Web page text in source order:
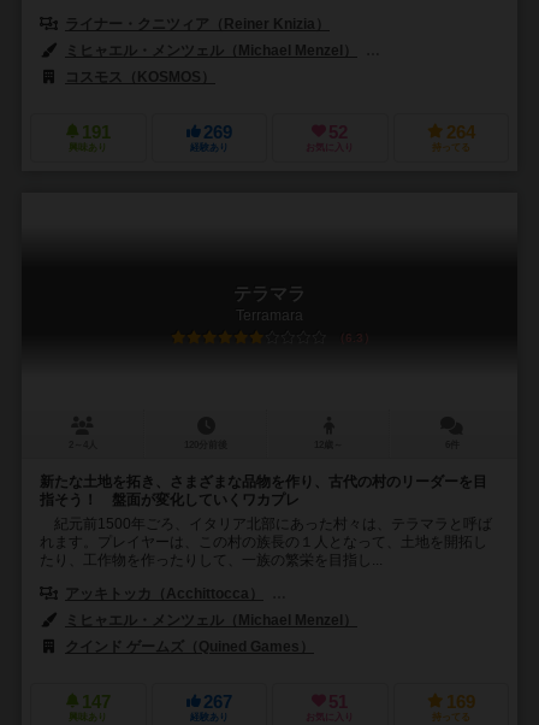
ライナー・クニツィア（Reiner Knizia）
ミヒャエル・メンツェル（Michael Menzel）
コスモス（KOSMOS）
191
興味あり
269
経験あり
52
お気に入り
264
持ってる
テラマラ
Terramara
6.3
新たな土地を拓き、さまざまな品物を作り、古代の村のリーダーを目
指そう！ 盤面が変化していくワカプレ
紀元前1500年ごろ、イタリア北部にあった村々は、テラマラと呼ば
れます。プレイヤーは、この村の族長の１人となって、土地を開拓し
たり、工作物を作ったりして、一族の繁栄を目指し...
アッキトッカ（Acchittocca）
ミヒャエル・メンツェル（Michael Menzel）
クインド ゲームズ（Quined Games）
147
興味あり
267
経験あり
51
お気に入り
169
持ってる